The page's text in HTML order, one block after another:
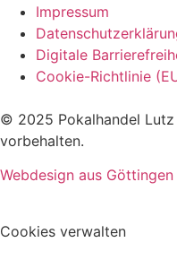
Impressum
Digitale
Cookie-Richtlinie
© 2025 Pokalhandel
vorbehalten.
Webdesign aus Göttingen
Cookies verwalten